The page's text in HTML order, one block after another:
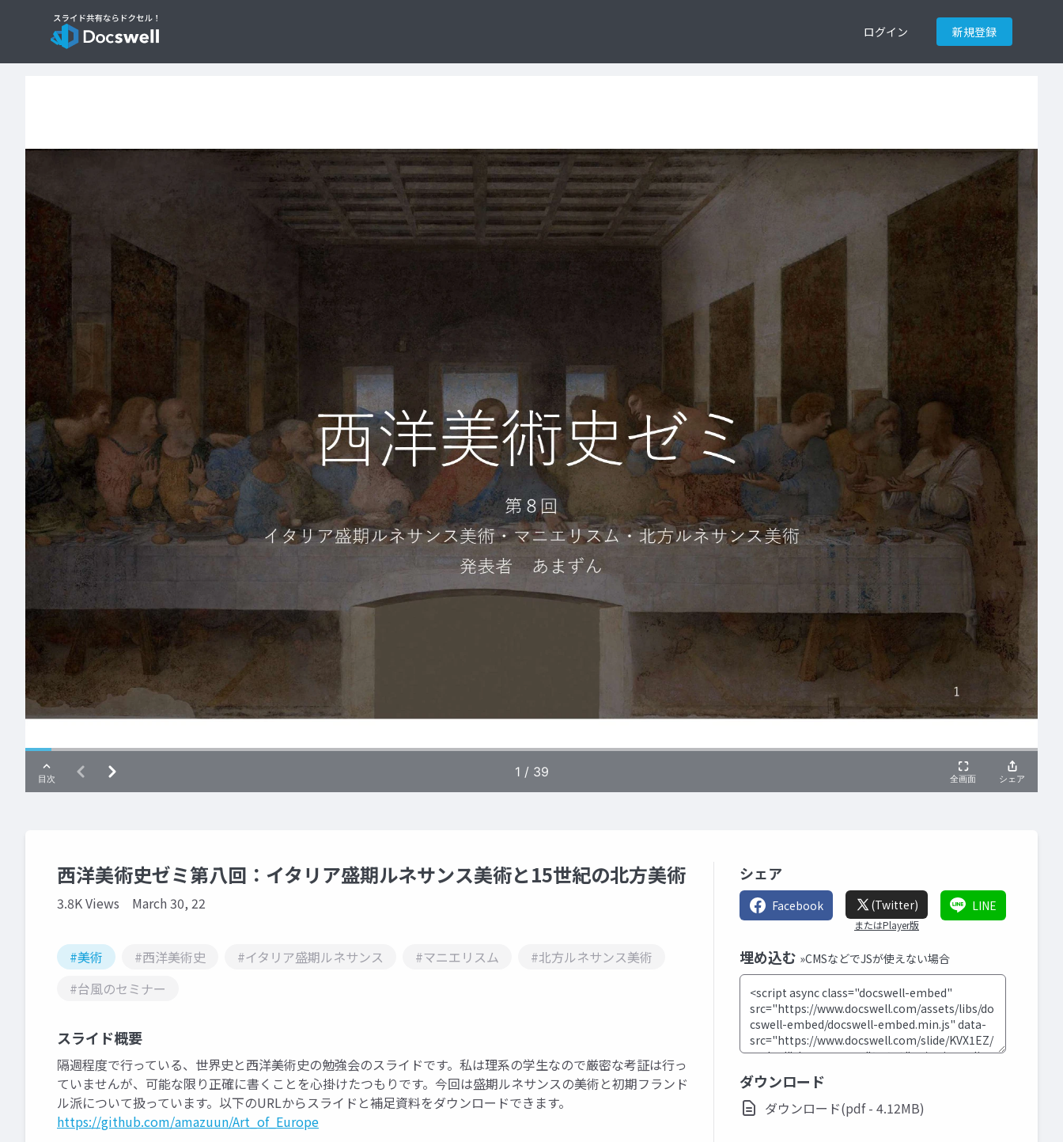
ログイン 新規登録
西洋美術史ゼミ第八回：イタリア盛期ルネサンス美術と15世紀の北方美術
3.8K Views March 30, 22
#美術 #西洋美術史 #イタリア盛期ルネサンス #マニエリスム
#北方ルネサンス美術
#台風のセミナー
スライド概要
隔週程度で行っている、世界史と西洋美術史の勉強会のスライドです。私は理系の学生なので厳密な考証は行っ
ていませんが、可能な限り正確に書くことを心掛けたつもりです。今回は盛期ルネサンスの美術と初期フランド
ル派について扱っています。以下のURLからスライドと補足資料をダウンロードできます。
https://github.com/amazuun/Art_of_Europe
シェア
Facebook (Twitter)
またはPlayer版
LINE
埋め込む »CMSなどでJSが使えない場合
ダウンロード
ダウンロード(pdf - 4.12MB)